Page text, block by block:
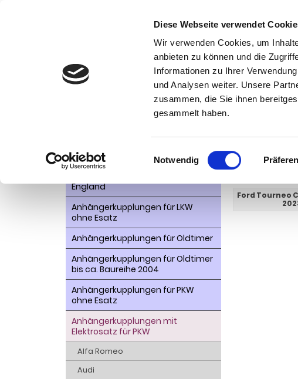
Diese Webseite verwendet
Wir verwenden Cookies, um
anbieten zu können und die
Informationen zu Ihrer
und Analysen weiter. Unsere
zusammen, die Sie ihnen
gesammelt haben.
Einwilligungsauswahl
Notwendig
Kontakt
WEITERE
Ford Tourneo
Kategorien
AHK- Zubehör, Ersatzteile
Anhängerkupplungen für
England
Anhängerkupplungen für LKW
ohne Esatz
Anhängerkupplungen für Oldtimer
Anhängerkupplungen für Oldtimer
bis ca. Baureihe 2004
Anhängerkupplungen für PKW
ohne Esatz
Anhängerkupplungen mit
Elektrosatz für PKW
Alfa Romeo
Audi